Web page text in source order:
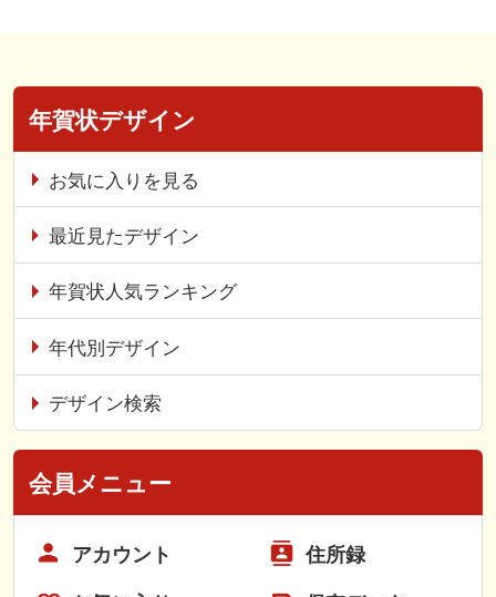
年賀状デザイン
お気に入りを見る
最近見たデザイン
年賀状人気ランキング
年代別デザイン
デザイン検索
会員メニュー
アカウント 住所録